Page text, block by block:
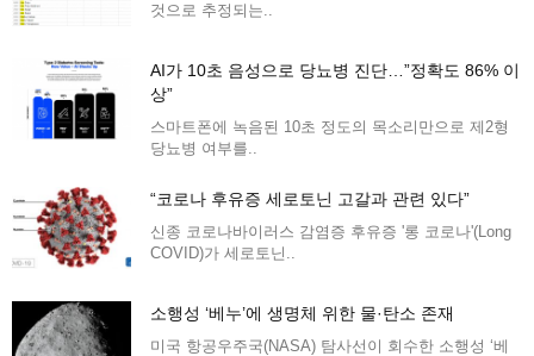
것으로 추정되는..
AI가 10초 음성으로 당뇨병 진단…”정확도 86% 이
상”
스마트폰에 녹음된 10초 정도의 목소리만으로 제2형
당뇨병 여부를..
“코로나 후유증 세로토닌 고갈과 관련 있다”
신종 코로나바이러스 감염증 후유증 '롱 코로나'(Long
COVID)가 세로토닌..
소행성 ‘베누’에 생명체 위한 물·탄소 존재
미국 항공우주국(NASA) 탐사선이 회수한 소행성 ‘베